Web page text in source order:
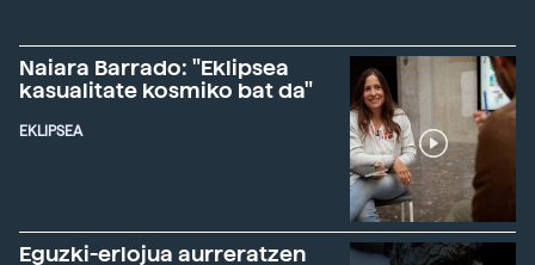
Naiara Barrado: "Eklipsea
kasualitate kosmiko bat da"
EKLIPSEA
Eguzki-erlojua aurreratzen